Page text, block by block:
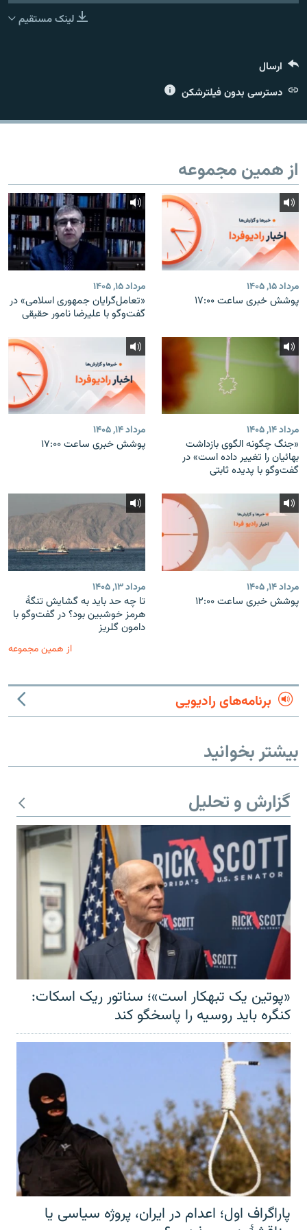
لینک مستقیم
ارسال
دسترسی بدون فیلترشکن
از همین مجموعه
مرداد ۱۵, ۱۴۰۵
پوشش خبری ساعت ۱۷:۰۰
مرداد ۱۵, ۱۴۰۵
«تعامل‌گرایان جمهوری اسلامی» در
گفت‌وگو با علیرضا نامور حقیقی
مرداد ۱۴, ۱۴۰۵
«جنگ چگونه الگوی بازداشت
بهائیان را تغییر داده است» در
گفت‌وگو با پدیده ثابتی
مرداد ۱۴, ۱۴۰۵
پوشش خبری ساعت ۱۷:۰۰
مرداد ۱۴, ۱۴۰۵
پوشش خبری ساعت ۱۲:۰۰
مرداد ۱۳, ۱۴۰۵
تا چه حد باید به گشایش تنگهٔ
هرمز خوشبین بود؟ در گفت‌وگو با
دامون گلریز
از همین مجموعه
برنامه‌های رادیویی
بیشتر بخوانید
گزارش و تحلیل
«پوتین یک تبهکار است»؛ سناتور ریک اسکات:
کنگره باید روسیه را پاسخگو کند
پاراگراف اول؛ اعدام در ایران، پروژه سیاسی یا